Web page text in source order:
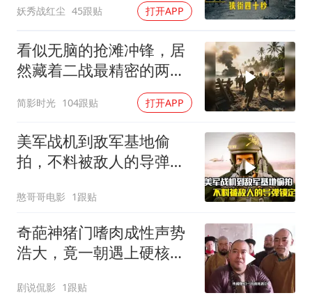
妖秀战红尘 45跟贴 打开APP
看似无脑的抢滩冲锋，居
然藏着二战最精密的两栖
简影时光 104跟贴 打开APP
美军战机到敌军基地偷
拍，不料被敌人的导弹锁
憨哥哥电影 1跟贴
奇葩神猪门嗜肉成性声势
浩大，竟一朝遇上硬核江
剧说侃影 1跟贴